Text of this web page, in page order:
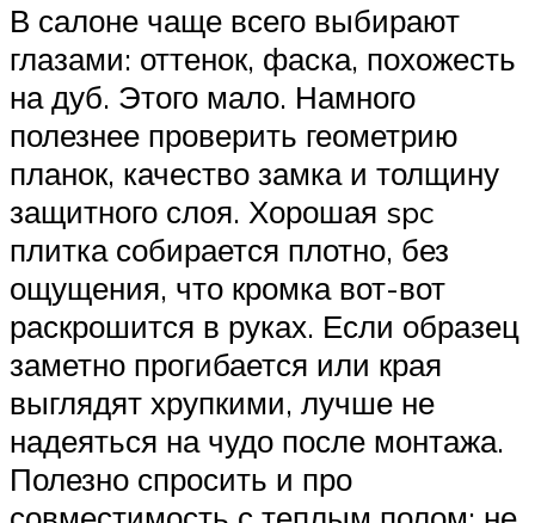
В салоне чаще всего выбирают
глазами: оттенок, фаска, похожесть
на дуб. Этого мало. Намного
полезнее проверить геометрию
планок, качество замка и толщину
защитного слоя. Хорошая spc
плитка собирается плотно, без
ощущения, что кромка вот-вот
раскрошится в руках. Если образец
заметно прогибается или края
выглядят хрупкими, лучше не
надеяться на чудо после монтажа.
Полезно спросить и про